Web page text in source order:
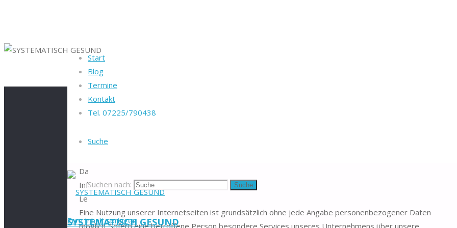
Start
Blog
Termine
Kontakt
Tel. 07225/790438
Suche
Suchen nach: Suche
SYSTEMATISCH GESUND
Zum Inhalt springen
Startseite
Datenschutzerklärung
Datenschutz hat einen besonder Stellenwert für uns und wir geben die von Ihnen erhaltenen Daten und
Informationen nicht an Dritte weiter, ausser Sie wünschen dies ausdrücklich oder es ist aus Gründen der
Leistungserfüllung nötig.
Eine Nutzung unserer Internetseiten ist grundsätzlich ohne jede Angabe personenbezogener Daten
möglich. Sofern eine betroffene Person besondere Services unseres Unternehmens über unsere